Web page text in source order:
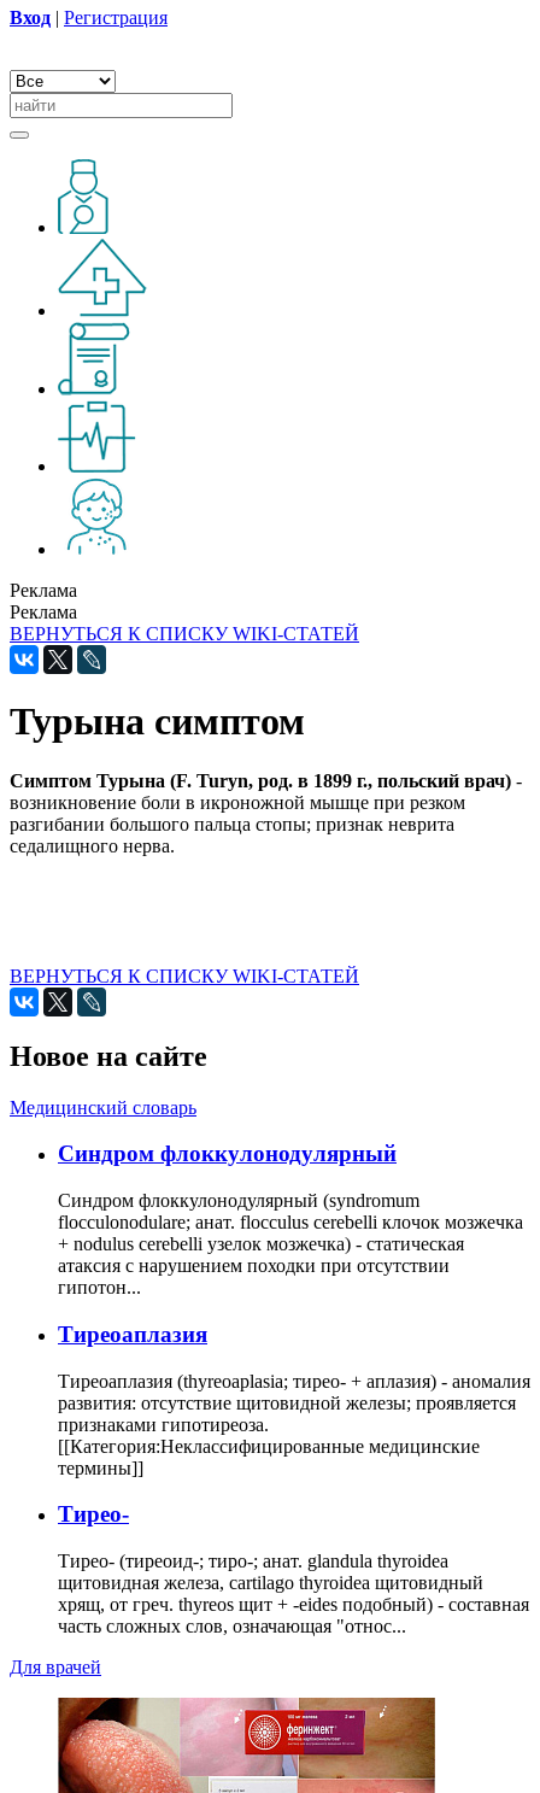
Вход | Регистрация
Реклама
Реклама
ВЕРНУТЬСЯ К СПИСКУ WIKI-СТАТЕЙ
Турына симптом
Симптом Турына (F. Turyn, род. в 1899 г., польский врач) -
возникновение боли в икроножной мышце при резком
разгибании большого пальца стопы; признак неврита
седалищного нерва.
ВЕРНУТЬСЯ К СПИСКУ WIKI-СТАТЕЙ
Новое на сайте
Медицинский словарь
Cиндром флоккулонодулярный
Синдром флоккулонодулярный (syndromum
flocculonodulare; анат. flocculus cerebelli клочок мозжечка
+ nodulus cerebelli узелок мозжечка) - статическая
атаксия с нарушением походки при отсутствии
гипотон...
Тиреоаплазия
Тиреоаплазия (thyreoaplasia; тирео- + аплазия) - аномалия
развития: отсутствие щитовидной железы; проявляется
признаками гипотиреоза.
[[Категория:Неклассифицированные медицинские
термины]]
Тирео-
Тирео- (тиреоид-; тиро-; анат. glandula thyroidea
щитовидная железа, cartilago thyroidea щитовидный
хрящ, от греч. thyreos щит + -eides подобный) - составная
часть сложных слов, означающая "относ...
Для врачей